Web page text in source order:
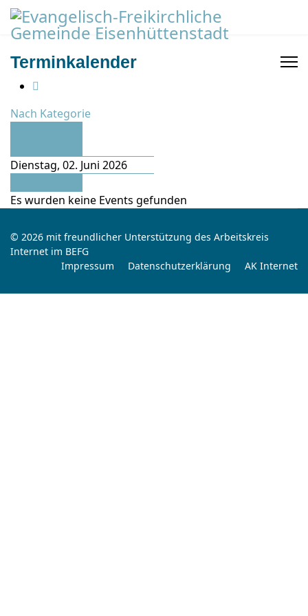
Terminkalender
Nach Kategorie
Dienstag, 02. Juni 2026
Es wurden keine Events gefunden
© 2026 mit freundlicher Unterstützung des Arbeitskreis
Internet im BEFG
Impressum
Datenschutzerklärung AK Internet